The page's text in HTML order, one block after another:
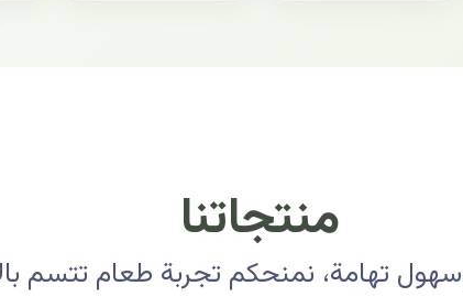
منتجاتنا
تهامة، نمنحكم تجربة طعام تتسم